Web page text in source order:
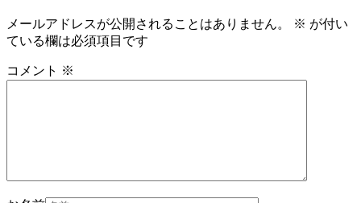
メールアドレスが公開されることはありません。 ※ が付い
ている欄は必須項目です
コメント ※